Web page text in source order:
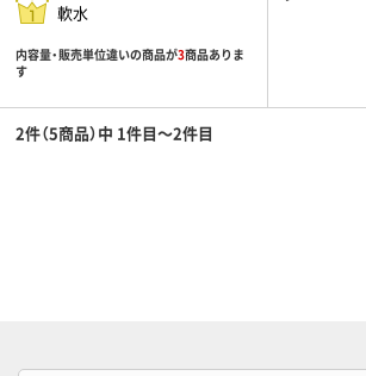
軟水
内容量・販売単位違いの商品が3商品ありま
す
2件（5商品）中 1件目～2件目